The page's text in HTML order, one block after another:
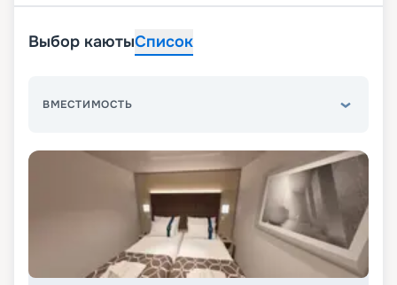
Выбор каютыСписок
ВМЕСТИМОСТЬ